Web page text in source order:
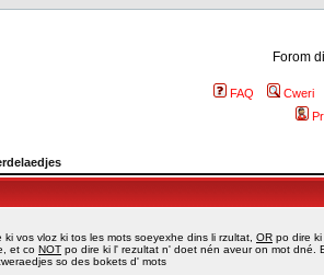
Forom
FAQ
Cweri
ki vos vloz ki tos les mots soeyexhe dins li rzultat, OR po dire ki
et co NOT po dire ki l' rezultat n' doet nén aveur on mot dné.
so des bokets d' mots